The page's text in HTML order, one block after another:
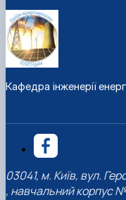
Кафедра інженерії
03041, м. Київ, вул.
, навчальний корпус №